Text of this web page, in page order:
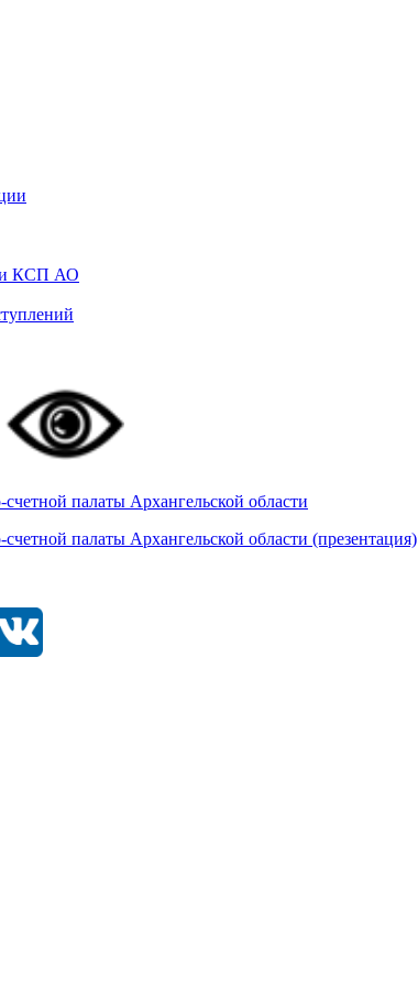
КСП АО
палаты Архангельской области
палаты Архангельской области (презентация)